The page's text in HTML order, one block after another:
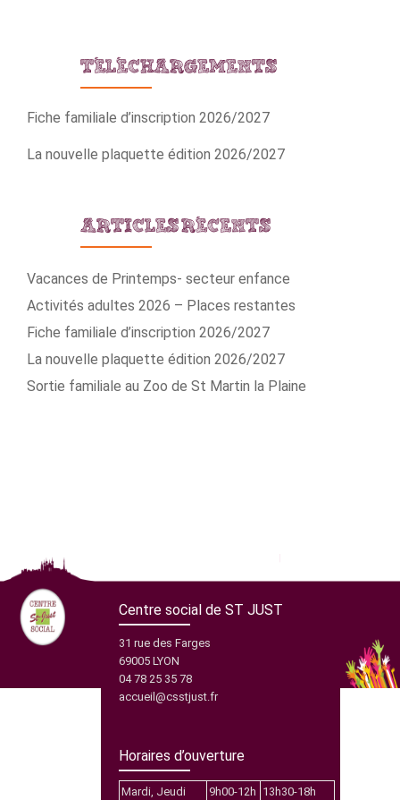
TÉLÉCHARGEMENTS
Fiche familiale d’inscription 2026/2027
La nouvelle plaquette édition 2026/2027
ARTICLES RÉCENTS
Vacances de Printemps- secteur enfance
Activités adultes 2026 – Places restantes
Fiche familiale d’inscription 2026/2027
La nouvelle plaquette édition 2026/2027
Sortie familiale au Zoo de St Martin la Plaine
Centre social de ST JUST
31 rue des Farges
69005 LYON
04 78 25 35 78
accueil@csstjust.fr
Horaires d’ouverture
Mardi, Jeudi 9h00-12h 13h30-18h